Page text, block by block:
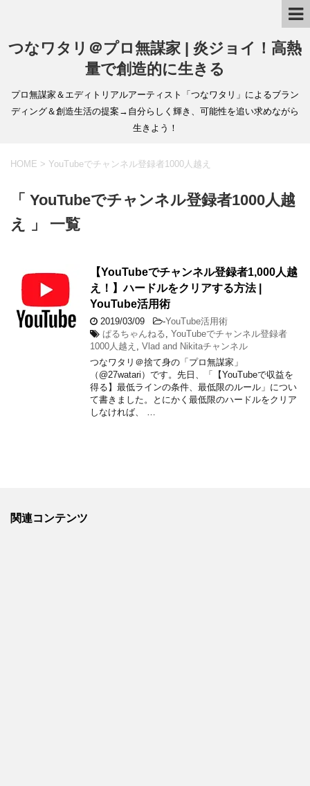
つなワタリ＠プロ無謀家 | 炎ジョイ！高熱
量で創造的に生きる
プロ無謀家＆エディトリアルアーティスト「つなワタリ」によるブラン
ディング＆創造生活の提案→自分らしく輝き、可能性を追い求めながら
生きよう！
HOME > YouTubeでチャンネル登録者1000人越え
「 YouTubeでチャンネル登録者1000人越
え 」 一覧
【YouTubeでチャンネル登録者1,000人越
え！】ハードルをクリアする方法 |
YouTube活用術
2019/03/09 -YouTube活用術
ぱるちゃんねる YouTubeでチャンネル登録者
1000人越え
Vlad and Nikitaチャンネル
つなワタリ＠捨て身の「プロ無謀家」
（@27watari）です。先日、「【YouTubeで収益を
得る】最低ラインの条件、最低限のルール」につい
て書きました。とにかく最低限のハードルをクリア
しなければ、 …
関連コンテンツ